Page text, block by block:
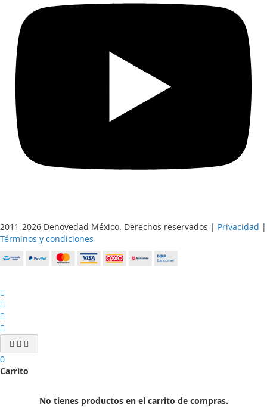
2011-2026 Denovedad México. Derechos reservados | Privacidad |
Términos y condiciones
0
Carrito
No tienes productos en el carrito de compras.